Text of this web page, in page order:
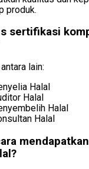
produk.
sertifikasi
lain:
Halal
Halal
Halal
Halal